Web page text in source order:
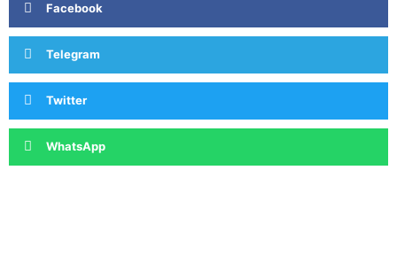
Facebook
Telegram
Twitter
WhatsApp